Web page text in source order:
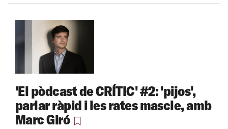
'El pòdcast de CRÍTIC' #2: 'pijos',
parlar ràpid i les rates mascle, amb
Marc Giró